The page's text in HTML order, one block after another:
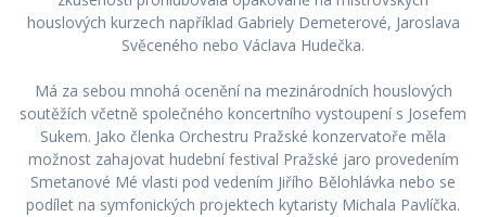
houslových kurzech například Gabriely Demeterové, Jaroslava
Svěceného nebo Václava Hudečka.
Má za sebou mnohá ocenění na mezinárodních houslových
soutěžích včetně společného koncertního vystoupení s Josefem
Sukem. Jako členka Orchestru Pražské konzervatoře měla
možnost zahajovat hudební festival Pražské jaro provedením
Smetanové Mé vlasti pod vedením Jiřího Bělohlávka nebo se
podílet na symfonických projektech kytaristy Michala Pavlíčka.